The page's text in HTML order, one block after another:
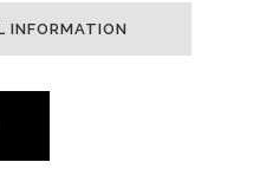
INFORMATION